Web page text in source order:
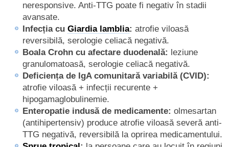
neresponsive. Anti-TTG poate fi negativ în stadii
avansate.
Infecția cu Giardia lamblia: atrofie viloasă
reversibilă, serologie celiacă negativă.
Boala Crohn cu afectare duodenală: leziune
granulomatoasă, serologie celiacă negativă.
Deficiența de IgA comunitară variabilă (CVID):
atrofie viloasă + infecții recurente +
hipogamaglobulinemie.
Enteropatie indusă de medicamente: olmesartan
(antihipertensiv) produce atrofie viloasă severă anti-
TTG negativă, reversibilă la oprirea medicamentului.